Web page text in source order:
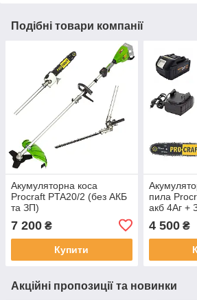
Подібні товари компанії
Акумуляторна коса
Procraft PTA20/2 (без АКБ
та ЗП)
7 200 ₴
Купити
пила
акб 4Аг +
4 500₴
Акційні пропозиції та новинки